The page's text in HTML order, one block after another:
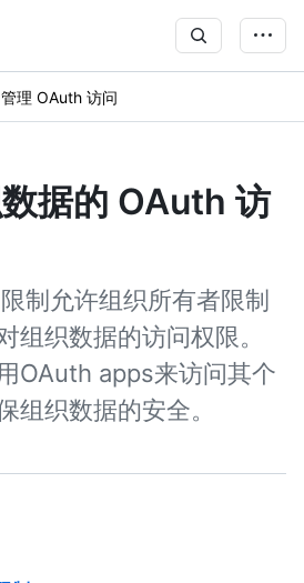
管理 OAuth 访问
据的 OAuth 访
制允许组织所有者限制
组织数据的访问权限。
OAuth apps来访问其个
组织数据的安全。